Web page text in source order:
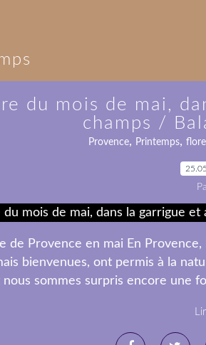
du mois de mai,
champs /
Provence, Printemps, flore
de Provence en mai En
bienvenues, ont permis à la
nous sommes surpris encore une